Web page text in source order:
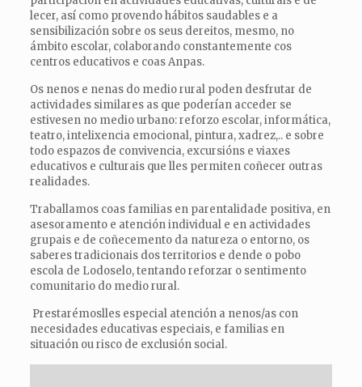
lecer, así como provendo hábitos saudables e a
sensibilización sobre os seus dereitos, mesmo, no
ámbito escolar, colaborando constantemente cos
centros educativos e coas Anpas.
Os nenos e nenas do medio rural poden desfrutar de
actividades similares as que poderían acceder se
estivesen no medio urbano: reforzo escolar, informática,
teatro, intelixencia emocional, pintura, xadrez,.. e sobre
todo espazos de convivencia, excursións e viaxes
educativos e culturais que lles permiten coñecer outras
realidades.
Traballamos coas familias en parentalidade positiva, en
asesoramento e atención individual e en actividades
grupais e de coñecemento da natureza o entorno, os
saberes tradicionais dos territorios e dende o pobo
escola de Lodoselo, tentando reforzar o sentimento
comunitario do medio rural.
Prestarémoslles especial atención a nenos/as con
necesidades educativas especiais, e familias en
situación ou risco de exclusión social.